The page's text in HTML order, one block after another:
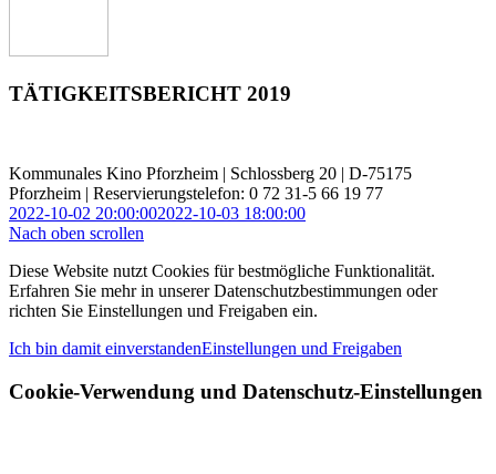
TÄTIGKEITSBERICHT 2019
Kommunales Kino Pforzheim | Schlossberg 20 | D-75175
Pforzheim | Reservierungstelefon: 0 72 31-5 66 19 77
2022-10-02 20:00:002022-10-03 18:00:00
Nach oben scrollen
Diese Website nutzt Cookies für bestmögliche Funktionalität.
Erfahren Sie mehr in unserer Datenschutzbestimmungen oder
richten Sie Einstellungen und Freigaben ein.
Ich bin damit einverstandenEinstellungen und Freigaben
Cookie-Verwendung und Datenschutz-Einstellungen